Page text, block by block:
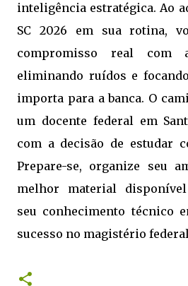
inteligência estratégica. Ao
SC 2026 em sua rotina,
compromisso real com
eliminando ruídos e
importa para a banca. O
um docente federal em
com a decisão de estudar
Prepare-se, organize seu
melhor material
seu conhecimento técnico
sucesso no magistério